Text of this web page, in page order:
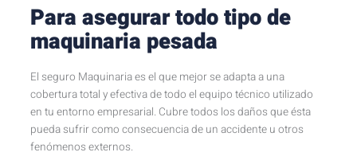
Para asegurar todo tipo de
maquinaria pesada
El seguro Maquinaria es el que mejor se adapta a una
cobertura total y efectiva de todo el equipo técnico utilizado
en tu entorno empresarial. Cubre todos los daños que ésta
pueda sufrir como consecuencia de un accidente u otros
fenómenos externos.